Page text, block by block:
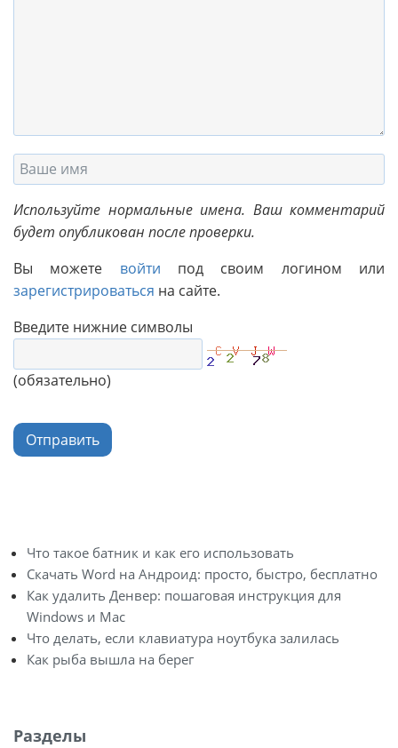
Используйте нормальные имена. Ваш комментарий
будет опубликован после проверки.
Вы можете войти под своим логином или
зарегистрироваться на сайте.
Введите нижние символы
(обязательно)
Отправить
Что такое батник и как его использовать
Скачать Word на Андроид: просто, быстро, бесплатно
Как удалить Денвер: пошаговая инструкция для
Windows и Mac
Что делать, если клавиатура ноутбука залилась
Как рыба вышла на берег
Разделы